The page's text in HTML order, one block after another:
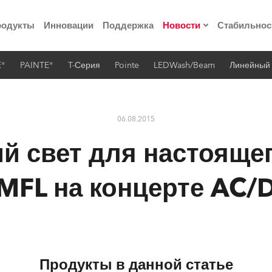
Инновации Поддержка Новости
Пресс-релизы
PAINTE® T-Серия Pointe LEDWash/Beam Линейный
06.08.2015
свет для
на концерте AC/
Продукты в данной статье